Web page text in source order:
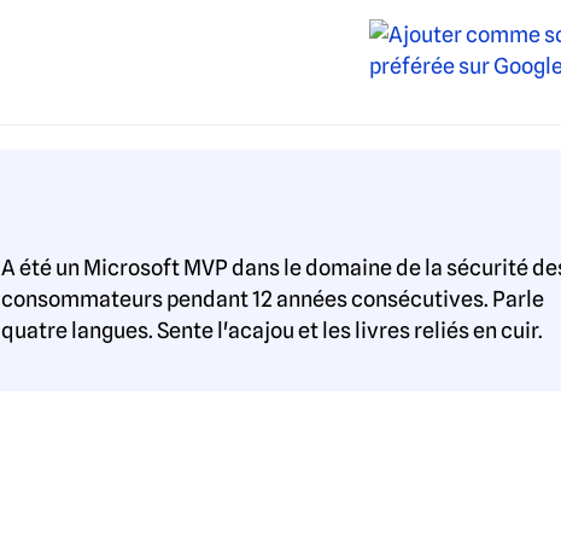
A été un Microsoft MVP dans le domaine de la sécurité
consommateurs pendant 12 années consécutives. Parle
quatre langues. Sente l'acajou et les livres reliés en cuir.